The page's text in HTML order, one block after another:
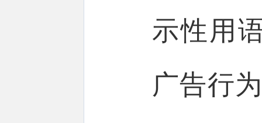
示性用
广告行